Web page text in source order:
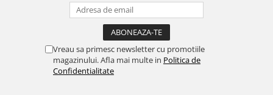
Vreau sa primesc newsletter cu promotiile
magazinului. Afla mai multe in Politica de
Confidentialitate